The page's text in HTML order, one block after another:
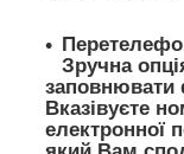
Зручна
Вказівуєте
електронної